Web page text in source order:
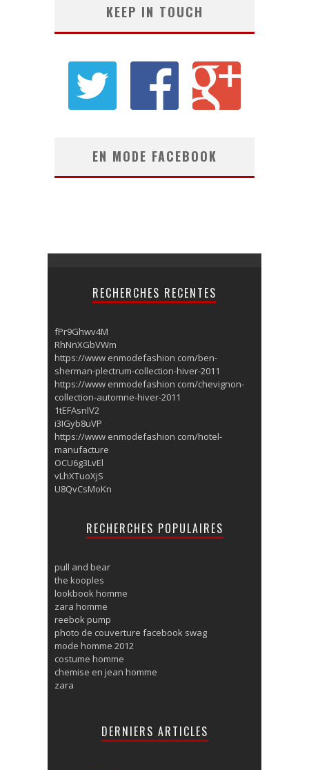
KEEP IN TOUCH
EN MODE FACEBOOK
RECHERCHES RECENTES
fPr9Ghwv4M
RhNnXGbVWm
https://www enmodefashion com/ben-
sherman-plectrum-collection-hiver-2011
https://www enmodefashion com/chevignon-
collection-automne-hiver-2011
1tEFAsnlV2
i3IGyb8uVP
https://www enmodefashion com/hotel-
manufacture
OCU6g3LvEl
vLhXTuoXjS
U8QvCsMoKn
RECHERCHES POPULAIRES
pull and bear
the kooples
lookbook homme
zara homme
reebok pump
photo de couverture facebook swag
mode homme 2012
costume homme
chemise en jean homme
zara
DERNIERS ARTICLES